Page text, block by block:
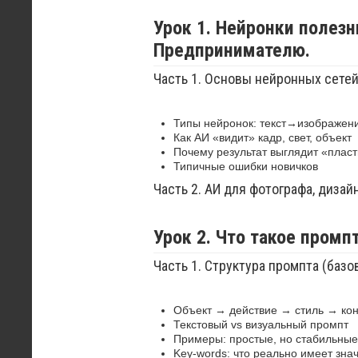
Урок 1. Нейронки
Предпринимателю.
Часть 1. Основы нейронных сетей
Типы нейронок:
Как АИ «видит» кадр, свет, объект
Почему результат выглядит
Типичные ошибки новичков
Часть 2. АИ для фотографа,
Урок 2. Что такое
Часть 1. Структура промпта
Объект → действие → стиль →
Текстовый vs визуальный промпт
Примеры: простые, но стабильные
Key-words: что реально имеет